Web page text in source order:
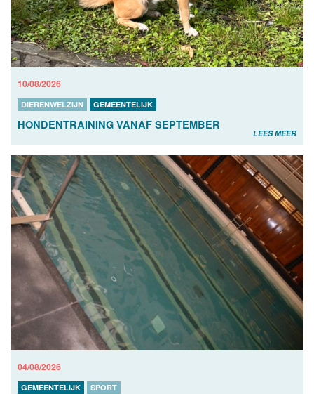
10/08/2026
DIERENWELZIJN GEMEENTELIJK
HONDENTRAINING VANAF SEPTEMBER
LEES MEER
04/08/2026
GEMEENTELIJK SPORT